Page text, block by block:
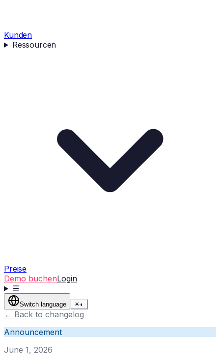
Kunden
Ressourcen
Preise
Demo buchenLogin
☰
Switch language ☀◐
← Back to changelog
Announcement
June 1, 2026